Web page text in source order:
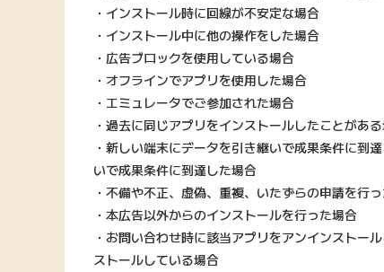
・インストール時に回線が不安定な場合
・インストール中に他の操作をした場合
・広告ブロックを使用している場合
・オフラインでアプリを使用した場合
・エミュレータでご参加された場合
・過去に同じアプリをインストールしたことがあ
・新しい端末にデータを引き継いで成果条件に到
いで成果条件に到達した場合
・不備や不正、虚偽、重複、いたずらの申請を行
・本広告以外からのインストールを行った場合
・お問い合わせ時に該当アプリをアンインストー
ストールしている場合